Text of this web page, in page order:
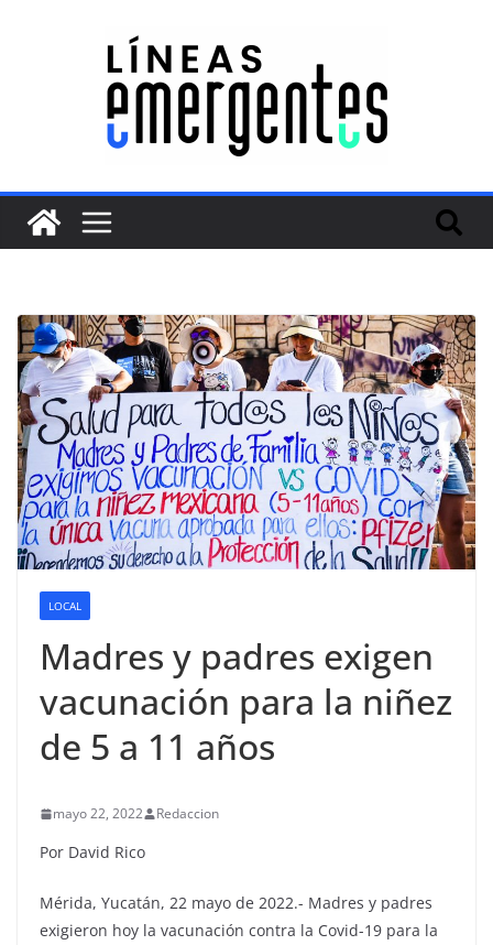
LOCAL
Madres y padres exigen
vacunación para la niñez
de 5 a 11 años
mayo 22, 2022 Redaccion
Por David Rico
Mérida, Yucatán, 22 mayo de 2022.- Madres y padres
exigieron hoy la vacunación contra la Covid-19 para la